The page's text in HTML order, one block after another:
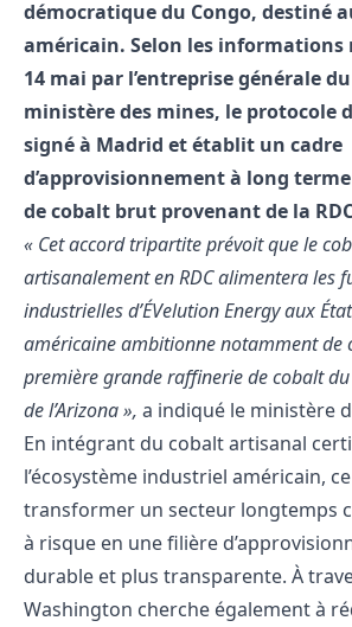
démocratique du Congo, destiné
américain. Selon les informations
14 mai par l’entreprise générale
ministère des mines, le protocole
signé à Madrid et établit un cadre
d’approvisionnement à long
de cobalt brut provenant de la
« Cet accord tripartite prévoit que le
artisanalement en RDC alimentera les
industrielles d’ÉVelution Energy aux
américaine ambitionne notamment de
première grande raffinerie de cobalt du
de l’Arizona », a indiqué le ministère
En intégrant du cobalt artisanal
l’écosystème industriel américain,
transformer un secteur longtemps
à risque en une filière
durable et plus transparente. À
Washington cherche également à